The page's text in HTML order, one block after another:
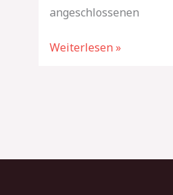
angeschlossenen
Weiterlesen »